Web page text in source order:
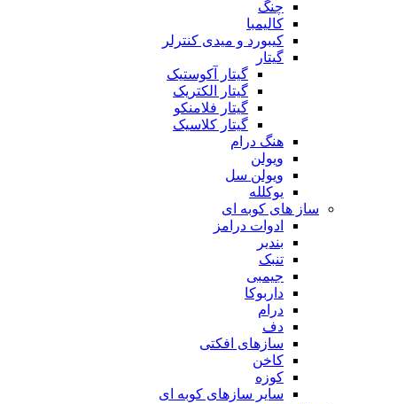
چنگ
کالیمبا
کیبورد و میدی کنترلر
گیتار
گیتار آکوستیک
گیتار الکتریک
گیتار فلامنکو
گیتار کلاسیک
هنگ درام
ویولن
ویولن سل
یوکلله
ساز های کوبه ای
ادوات درامز
بندیر
تنبک
جیمبی
داربوکا
درام
دف
سازهای افکتی
کاخن
کوزه
سایر سازهای کوبه ای